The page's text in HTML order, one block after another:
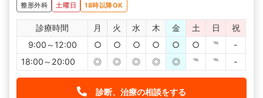
整形外科 土曜日 18時以降OK
診療時間 月 火 水 木 金 土 日
祝
9:00～12:00
○ ○ ○ ○ ○ ○ ℡
-
18:00～20:00
◎ ◎ ◎ ◎ ◎ ℡ ℡ -
診断、治療の相談をする